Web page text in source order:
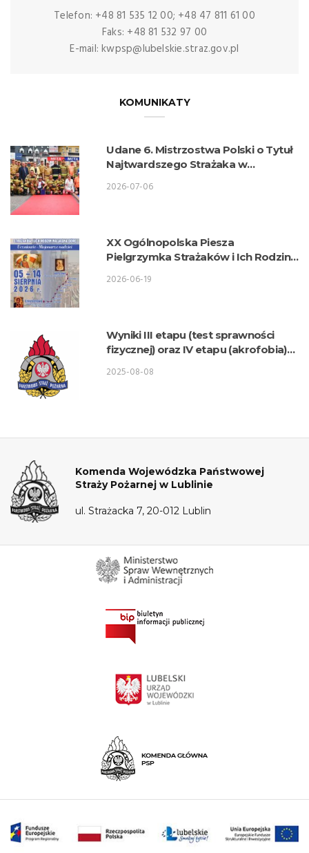
Telefon: +48 81 535 12 00; +48 47 811 61 00
Faks: +48 81 532 97 00
E-mail: kwpsp@lubelskie.straz.gov.pl
KOMUNIKATY
Udane 6. Mistrzostwa Polski o Tytuł
Najtwardszego Strażaka w
2026-07-06
XX Ogólnopolska Piesza
Pielgrzymka Strażaków i Ich Rodzin
2026-06-19
Wyniki III etapu (test sprawności
fizycznej) oraz IV etapu (akrofobia)
przyjęcie do służby w KW PSP Lublin
2025-08-08
Komenda Wojewódzka Państwowej
Straży Pożarnej w Lublinie
ul. Strażacka 7, 20-012 Lublin